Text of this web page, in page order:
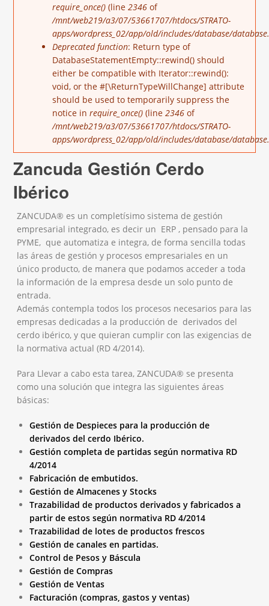
require_once() (line2346 of
/mnt/web219/a3/07/53661707/htdocs/STRATO-
apps/wordpress_02/app/old/includes/database/
Deprecated function: Return type of
DatabaseStatementEmpty::rewind() should
either be compatible with Iterator::rewind():
void, or the #[\ReturnTypeWillChange] attribute
should be used to temporarily suppress the
notice inrequire_once() (line2346 of
/mnt/web219/a3/07/53661707/htdocs/STRATO-
apps/wordpress_02/app/old/includes/database/
Zancuda Gestión Cerdo
Ibérico
ZANCUDA® es un completísimo sistema de gestión
empresarial integrado, es decir un ERP , pensado para la
PYME, que automatiza e integra, de forma sencilla todas
las áreas de gestión y procesos empresariales en un
único producto, de manera que podamos acceder a toda
la información de la empresa desde un solo punto de
entrada.
Además contempla todos los procesos necesarios para las
empresas dedicadas a la producción de derivados del
cerdo ibérico, y que quieran cumplir con las exigencias de
la normativa actual (RD 4/2014).
Para Llevar a cabo esta tarea, ZANCUDA® se presenta
como una solución que integra las siguientes áreas
básicas:
Gestión de Despieces para la producción de
derivados del cerdo Ibérico.
Gestión completa de partidas según normativa RD
4/2014
Fabricación de embutidos.
Gestión de Almacenes y Stocks
Trazabilidad de productos derivados y fabricados a
partir de estos según normativa RD 4/2014
Trazabilidad de lotes de productos frescos
Gestión de canales en partidas.
Control de Pesos y Báscula
Gestión de Compras
Gestión de Ventas
Facturación (compras, gastos y ventas)